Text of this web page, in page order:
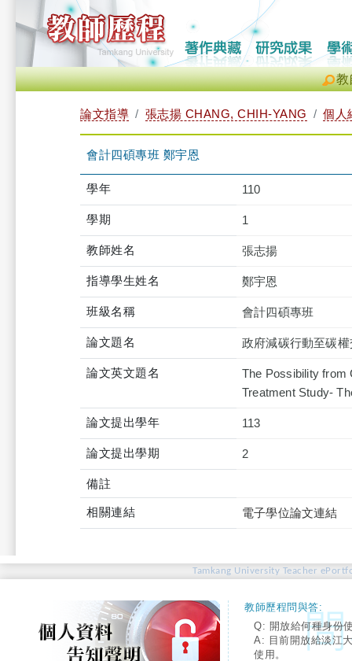
教
論文指導 張志揚 CHANG, CHIH-YANG 個人
會計四碩專班 鄭宇恩
學年 110
學期 1
教師姓名 張志揚
指導學生姓名 鄭宇恩
班級名稱 會計四碩專班
論文題名 政府減碳行動至碳
論文英文題名
The Possibility from
Treatment Study-
論文提出學年 113
論文提出學期 2
備註
相關連結 電子學位論文連結
Tamkang University Teacher
教師歷程問與答:
Q: 開放給何種身份
A: 目前開放給淡江
使用。